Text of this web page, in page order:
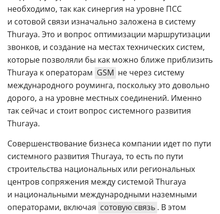
необходимо, так как синергия на уровне ПСС
и сотовой связи изначально заложена в систему
Thuraya. Это и вопрос оптимизации маршрутизации
звонков, и создание на местах технических систем,
которые позволяли бы как можно ближе приблизить
Thuraya к операторам GSM не через систему
международного роуминга, поскольку это довольно
дорого, а на уровне местных соединений. Именно
так сейчас и стоит вопрос системного развития
Thuraya.
Совершенствование бизнеса компании идет по пути
системного развития Thuraya, то есть по пути
строительства национальных или региональных
центров сопряжения между системой Thuraya
и национальными международными наземными
операторами, включая сотовую связь . В этом